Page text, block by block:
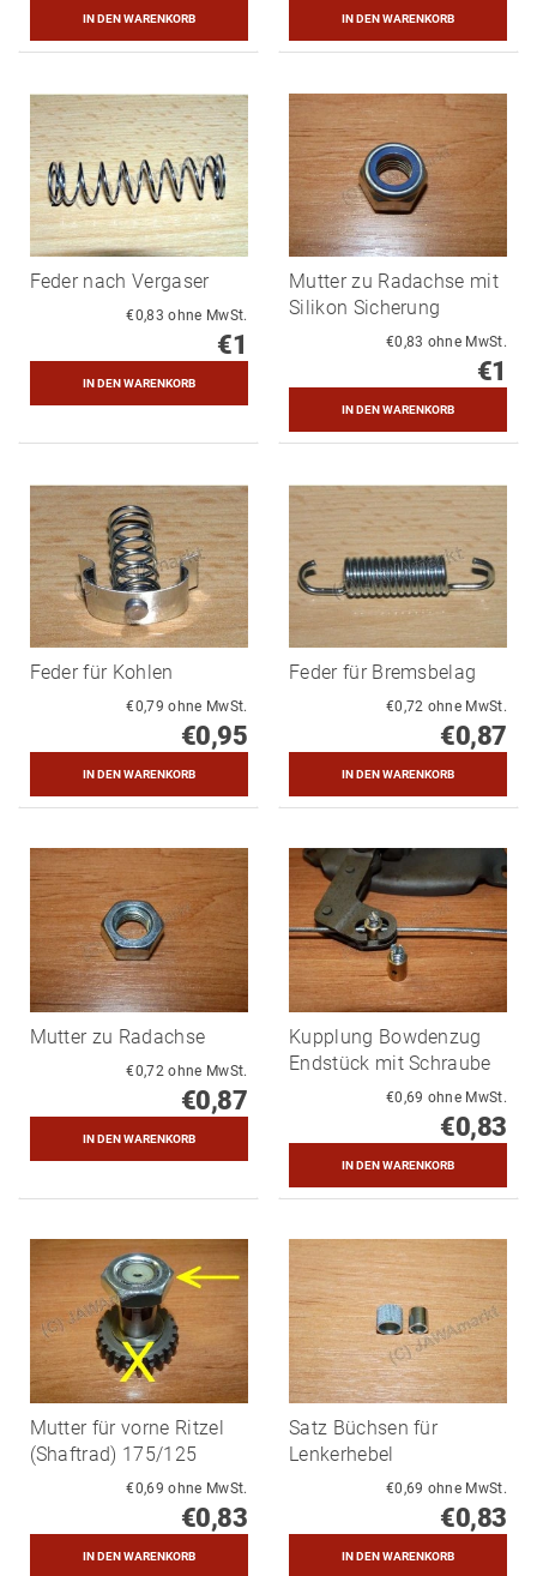
Feder nach Vergaser
€0,83 ohne MwSt.
€1
Mutter zu Radachse mit
Silikon Sicherung
€0,83 ohne MwSt.
€1
Feder für Kohlen
€0,79 ohne MwSt.
€0,95
Feder für Bremsbelag
€0,72 ohne MwSt.
€0,87
Mutter zu Radachse
€0,72 ohne MwSt.
€0,87
Kupplung Bowdenzug
Endstück mit Schraube
€0,69 ohne MwSt.
€0,83
Mutter für vorne Ritzel
(Shaftrad) 175/125
€0,69 ohne MwSt.
€0,83
Satz Büchsen für
Lenkerhebel
€0,69 ohne MwSt.
€0,83